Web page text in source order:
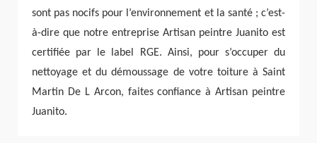
sont pas nocifs pour l’environnement et la santé ; c’est-
à-dire que notre entreprise Artisan peintre Juanito est
certifiée par le label RGE. Ainsi, pour s’occuper du
nettoyage et du démoussage de votre toiture à Saint
Martin De L Arcon, faites confiance à Artisan peintre
Juanito.